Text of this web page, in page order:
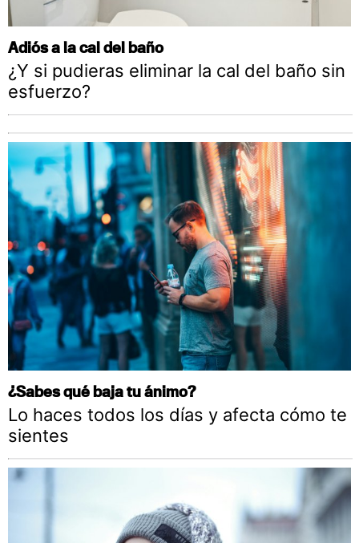
Adiós a la cal del baño
¿Y si pudieras eliminar la cal del baño sin
esfuerzo?
¿Sabes qué baja tu ánimo?
Lo haces todos los días y afecta cómo te
sientes